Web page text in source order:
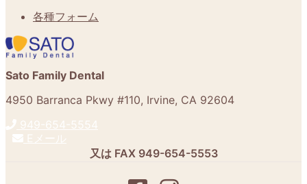
各種フォーム
Sato Family Dental
4950 Barranca Pkwy #110, Irvine, CA 92604
949-654-5554
Eメール
又は FAX 949-654-5553